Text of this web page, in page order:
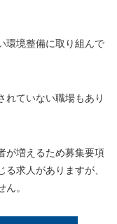
環境整備に取り組んで
れていない職場もあり
が増えるため募集要項
求人がありますが、
。